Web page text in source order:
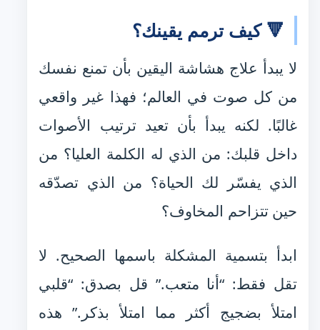
🔻 كيف ترمم يقينك؟
لا يبدأ علاج هشاشة اليقين بأن تمنع نفسك
من كل صوت في العالم؛ فهذا غير واقعي
غالبًا. لكنه يبدأ بأن تعيد ترتيب الأصوات
داخل قلبك: من الذي له الكلمة العليا؟ من
الذي يفسّر لك الحياة؟ من الذي تصدّقه
حين تتزاحم المخاوف؟
ابدأ بتسمية المشكلة باسمها الصحيح. لا
تقل فقط: “أنا متعب.” قل بصدق: “قلبي
امتلأ بضجيج أكثر مما امتلأ بذكر.” هذه